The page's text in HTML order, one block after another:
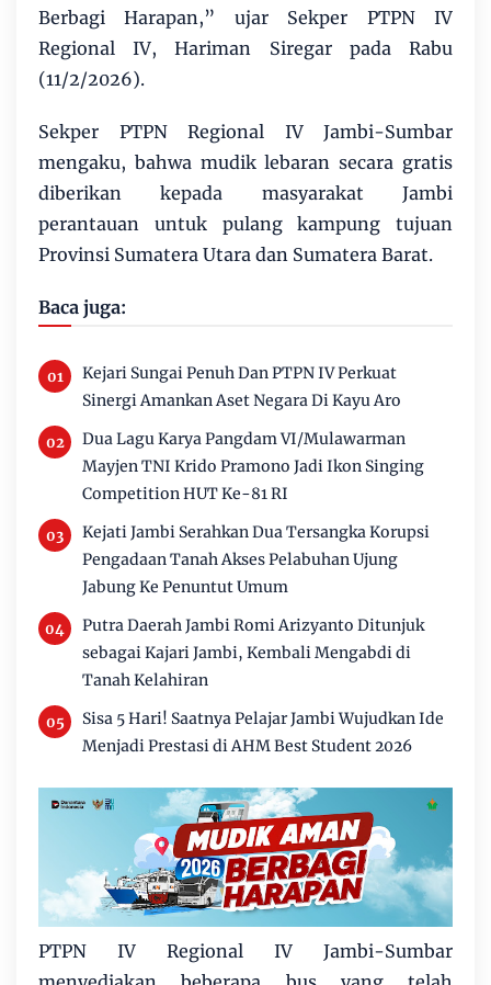
Berbagi Harapan,” ujar Sekper PTPN IV
Regional IV, Hariman Siregar pada Rabu
(11/2/2026).
Sekper PTPN Regional IV Jambi-Sumbar
mengaku, bahwa mudik lebaran secara gratis
diberikan kepada masyarakat Jambi
perantauan untuk pulang kampung tujuan
Provinsi Sumatera Utara dan Sumatera Barat.
Baca juga:
Kejari Sungai Penuh Dan PTPN IV Perkuat
Sinergi Amankan Aset Negara Di Kayu Aro
Dua Lagu Karya Pangdam VI/Mulawarman
Mayjen TNI Krido Pramono Jadi Ikon Singing
Competition HUT Ke-81 RI
Kejati Jambi Serahkan Dua Tersangka Korupsi
Pengadaan Tanah Akses Pelabuhan Ujung
Jabung Ke Penuntut Umum
Putra Daerah Jambi Romi Arizyanto Ditunjuk
sebagai Kajari Jambi, Kembali Mengabdi di
Tanah Kelahiran
Sisa 5 Hari! Saatnya Pelajar Jambi Wujudkan Ide
Menjadi Prestasi di AHM Best Student 2026
PTPN IV Regional IV Jambi-Sumbar